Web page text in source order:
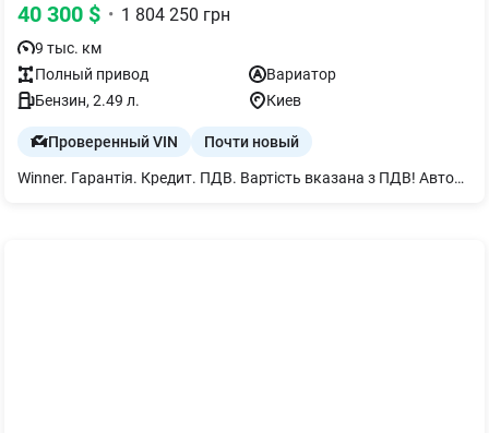
40 300 $ • 1 804 250 грн
9 тыс. км
Полный привод
Вариатор
Бензин, 2.49 л. Киев
Проверенный VIN Почти новый
Winner. Гарантія. Кредит. ПДВ. Вартість вказана з ПДВ! Автомобіль придбаний новим в Україні, в офіційному автосалоні. Чому «Віннер Автомотів»? Повний документальний супровід та юридична чистота. Кредитування та лізинг. Страхування. Можливий викуп та послуга трейд-ін. Ми дбаємо! Нам довіряють!